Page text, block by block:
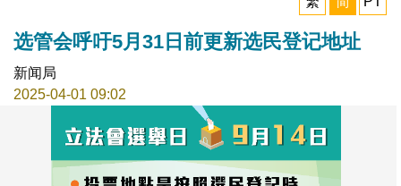
选管会呼吁5月31日前更新选民登记地址
新闻局
2025-04-01 09:02